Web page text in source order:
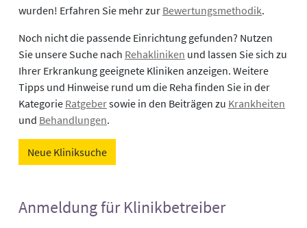
wurden! Erfahren Sie mehr zur Bewertungsmethodik.
Noch nicht die passende Einrichtung gefunden? Nutzen
Sie unsere Suche nach Rehakliniken und lassen Sie sich zu
Ihrer Erkrankung geeignete Kliniken anzeigen. Weitere
Tipps und Hinweise rund um die Reha finden Sie in der
Kategorie Ratgebersowie in den Beiträgen zu Krankheiten
und Behandlungen.
Neue Kliniksuche
Anmeldung für Klinikbetreiber